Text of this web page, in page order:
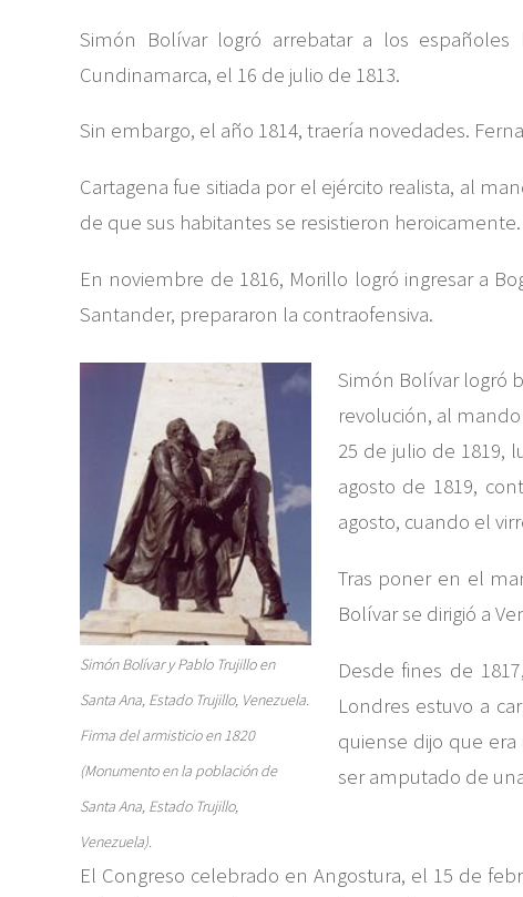
Simón Bolívar logró arrebatar a los
Cundinamarca, el 16 de julio de 1813.
Sin embargo, el año 1814, traería novedades.
Cartagena fue sitiada por el ejército realista, al
de que sus habitantes se resistieron heroicamente.
En noviembre de 1816, Morillo logró ingresar a
Santander, prepararon la contraofensiva.
Simón Bolívar y Pablo Trujillo en
Santa Ana, Estado Trujillo, Venezuela.
Firma del armisticio en 1820
(Monumento en la población de
Santa Ana, Estado Trujillo,
Venezuela).
Simón Bolívar logró
revolución, al
25 de julio de 1819,
agosto de 1819,
agosto, cuando el
Tras poner en el
Bolívar se dirigió a
Desde fines de
Londres estuvo a
quiense dijo que
ser amputado de
El Congreso celebrado en Angostura, el 15 de